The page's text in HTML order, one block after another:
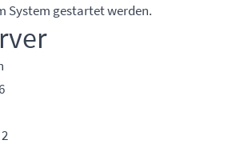
System gestartet werden.